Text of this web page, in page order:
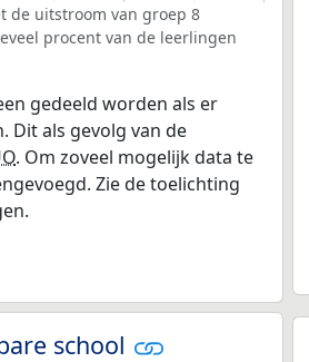
de uitstroom van groep 8
procent van de leerlingen
gedeeld worden als er
Dit als gevolg van de
. Om zoveel mogelijk data te
Zie de toelichting
school